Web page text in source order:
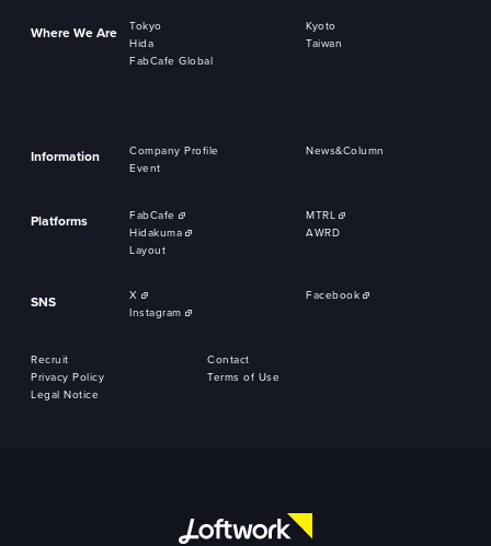
Where We Are Tokyo
Kyoto
Hida
Taiwan
FabCafe Global
Information Company Profile
News&Column
Event
Platforms FabCafe
MTRL
Hidakuma
AWRD
Layout
SNS X
Facebook
Instagram
Recruit
Contact
Privacy Policy
Terms of Use
Legal Notice